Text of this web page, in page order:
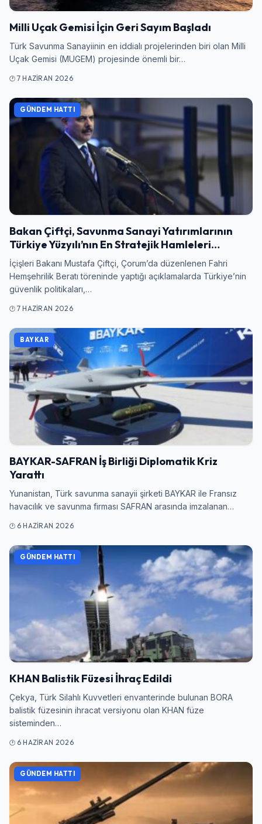
Milli Uçak Gemisi İçin Geri Sayım Başladı
Türk Savunma Sanayiinin en iddialı projelerinden biri olan Milli
Uçak Gemisi (MUGEM) projesinde önemli bir…
7 HAZIRAN 2026
GÜNDEM HATTI
Bakan Çiftçi, Savunma Sanayi Yatırımlarının
Türkiye Yüzyılı’nın En Stratejik Hamleleri…
İçişleri Bakanı Mustafa Çiftçi, Çorum’da düzenlenen Fahri
Hemşehrilik Beratı töreninde yaptığı açıklamalarda Türkiye’nin
güvenlik politikaları,…
7 HAZIRAN 2026
BAYKAR
BAYKAR-SAFRAN İş Birliği Diplomatik Kriz
Yarattı
Yunanistan, Türk savunma sanayii şirketi BAYKAR ile Fransız
havacılık ve savunma firması SAFRAN arasında imzalanan…
6 HAZIRAN 2026
GÜNDEM HATTI
KHAN Balistik Füzesi İhraç Edildi
Çekya, Türk Silahlı Kuvvetleri envanterinde bulunan BORA
balistik füzesinin ihracat versiyonu olan KHAN füze
sisteminden…
6 HAZIRAN 2026
GÜNDEM HATTI
Şifre
Beni Hatırla
Giriş Yap